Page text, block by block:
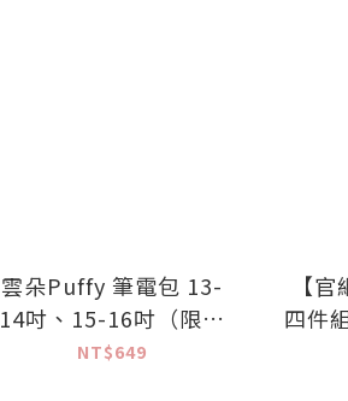
雲朵Puffy 筆電包 13-
14吋、15-16吋（限時
加贈三合一鼠墊✨）
NT$649
【
四件
李